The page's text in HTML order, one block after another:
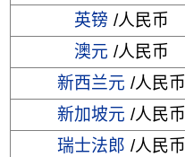
英镑 /人民币
澳元 /人民币
新西兰元 /人民币
新加坡元 /人民币
瑞士法郎 /人民币